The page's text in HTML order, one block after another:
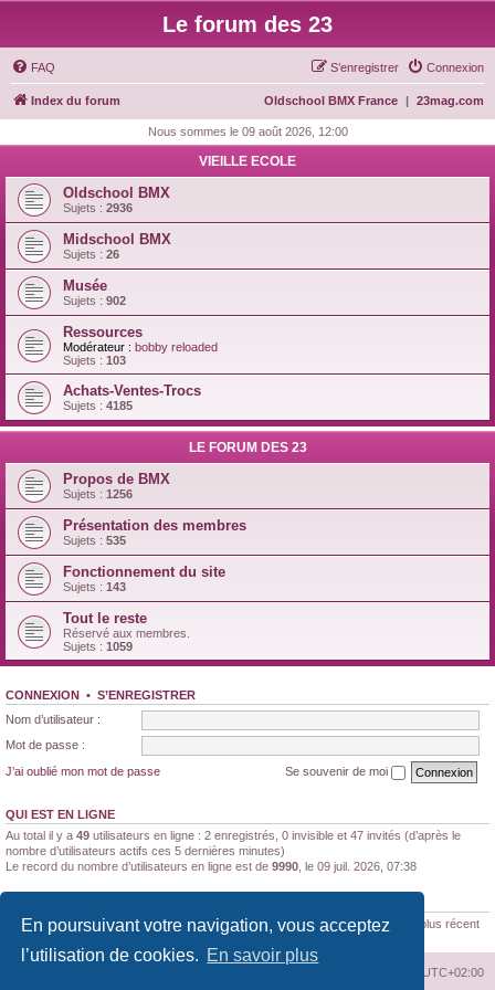
En poursuivant votre navigation, vous acceptez
l’utilisation de cookies. En savoir plus
Le forum des 23
FAQ Connexion
S’enregistrer
Index du forum 23mag.com
|
Oldschool BMX France
Nous sommes le 09 août 2026, 12:00
VIEILLE ECOLE
Oldschool BMX
Sujets : 2936
Midschool BMX
Sujets : 26
Musée
Sujets : 902
Ressources
Modérateur : bobby reloaded
Sujets : 103
Achats-Ventes-Trocs
Sujets : 4185
LE FORUM DES 23
Propos de BMX
Sujets : 1256
Présentation des membres
Sujets : 535
Fonctionnement du site
Sujets : 143
Tout le reste
Réservé aux membres.
Sujets : 1059
CONNEXION • S’ENREGISTRER
Nom d’utilisateur :
Mot de passe :
J’ai oublié mon mot de passe
Se souvenir de moi
QUI EST EN LIGNE
Au total il y a 49 utilisateurs en ligne : 2 enregistrés, 0 invisible et 47 invités (d’après le
nombre d’utilisateurs actifs ces 5 dernières minutes)
Le record du nombre d’utilisateurs en ligne est de 9990 , le 09 juil. 2026, 07:38
188170 messages •11347sujets •1522membres • Le membre enregistré le plus récent
Brunaldi21
UTC+02:00